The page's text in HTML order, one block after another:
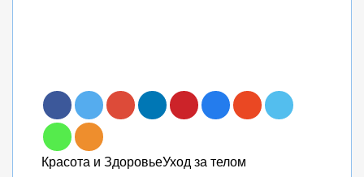
Красота и ЗдоровьеУход за телом